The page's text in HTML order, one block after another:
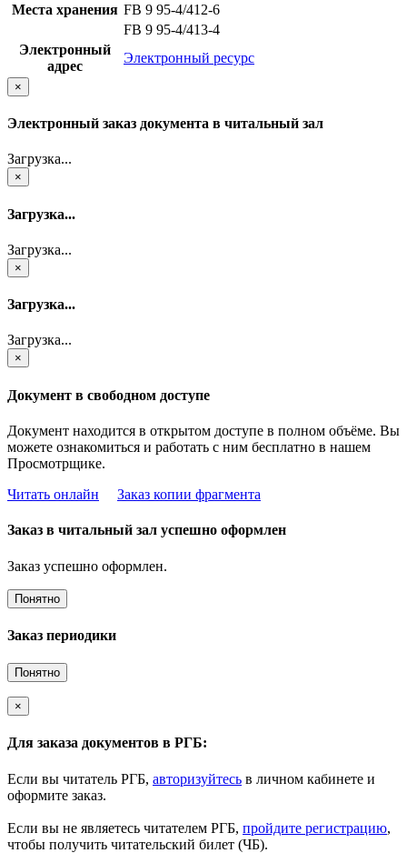
Места хранения FB 9 95-4/412-6
FB 9 95-4/413-4
Электронный
адрес
Электронный ресурс
×
Электронный заказ документа в читальный зал
Загрузка...
×
Загрузка...
Загрузка...
×
Загрузка...
Загрузка...
×
Документ в свободном доступе
Документ находится в открытом доступе в полном объёме. Вы
можете ознакомиться и работать с ним бесплатно в нашем
Просмотрщике.
Читать онлайн
Заказ копии фрагмента
Заказ в читальный зал успешно оформлен
Заказ успешно оформлен.
Понятно
Заказ периодики
Понятно
×
Для заказа документов в РГБ:
Если вы читатель РГБ, авторизуйтесь в личном кабинете и
оформите заказ.
Если вы не являетесь читателем РГБ, пройдите регистрацию,
чтобы получить читательский билет (ЧБ).